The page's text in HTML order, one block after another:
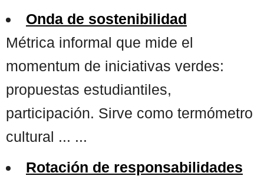
Onda de sostenibilidad
Métrica informal que mide el
momentum de iniciativas verdes:
propuestas estudiantiles,
participación. Sirve como termómetro
cultural ... ...
Rotación de responsabilidades